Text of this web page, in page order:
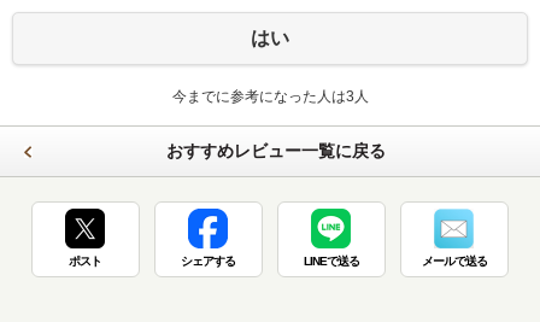
はい
今までに参考になった人は3人
おすすめレビュー一覧に戻る
ポスト シェアする LINEで送る メールで送る